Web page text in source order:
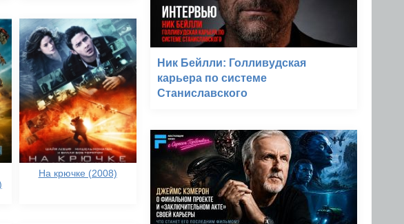
На крючке (2008)
Ник Бейлли: Голливудская
карьера по системе
Станиславского